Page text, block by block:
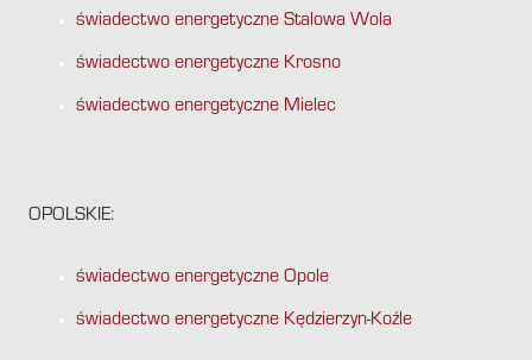
świadectwo energetyczne Stalowa Wola
świadectwo energetyczne Krosno
świadectwo energetyczne Mielec
OPOLSKIE:
świadectwo energetyczne Opole
świadectwo energetyczne Kędzierzyn-Koźle